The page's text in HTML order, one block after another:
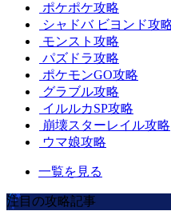
ポケポケ攻略
シャドバ ビヨンド攻
モンスト攻略
パズドラ攻略
ポケモンGO攻略
グラブル攻略
イルルカSP攻略
崩壊スターレイル攻略
ウマ娘攻略
一覧を見る
注目の攻略記事